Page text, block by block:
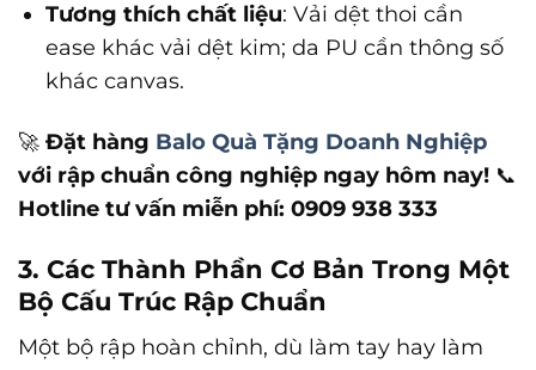
Tương thích chất liệu: Vải dệt thoi cần
ease khác vải dệt kim; da PU cần thông số
khác canvas.
🚀 Đặt hàng Balo Quà Tặng Doanh Nghiệp
với rập chuẩn công nghiệp ngay hôm nay! 📞
Hotline tư vấn miễn phí: 0909 938 333
3. Các Thành Phần Cơ Bản Trong Một
Bộ Cấu Trúc Rập Chuẩn
Một bộ rập hoàn chỉnh, dù làm tay hay làm